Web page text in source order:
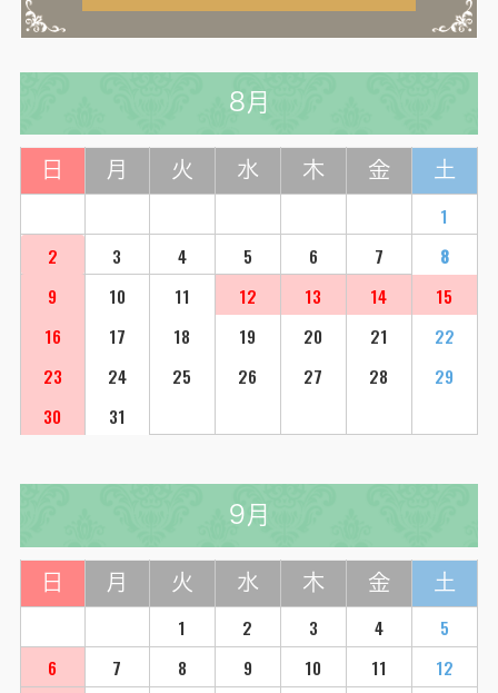
8月
日 月 火 水 木 金 土
1
2
3 4 5 6 7
8
9
10 11 12 13 14
15
16
17 18 19 20 21
22
23
24 25 26 27 28
29
30
31
9月
日 月 火 水 木 金 土
1 2 3 4
5
6
7 8 9 10 11
12